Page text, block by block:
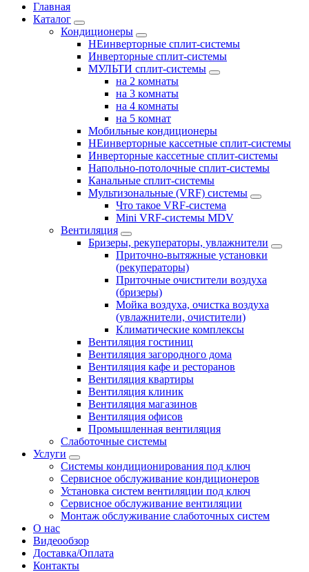
Главная
Каталог
Кондиционеры
НЕинверторные сплит-системы
Инверторные сплит-системы
МУЛЬТИ сплит-системы
на 2 комнаты
на 3 комнаты
на 4 комнаты
на 5 комнат
Мобильные кондиционеры
НЕинверторные кассетные сплит-системы
Инверторные кассетные сплит-системы
Напольно-потолочные сплит-системы
Канальные сплит-системы
Мультизональные (VRF) системы
Что такое VRF-система
Mini VRF-системы MDV
Вентиляция
Бризеры, рекуператоры, увлажнители
Приточно-вытяжные установки
(рекуператоры)
Приточные очистители воздуха
(бризеры)
Мойка воздуха, очистка воздуха
(увлажнители, очистители)
Климатические комплексы
Вентиляция гостиниц
Вентиляция загородного дома
Вентиляция кафе и ресторанов
Вентиляция квартиры
Вентиляция клиник
Вентиляция магазинов
Вентиляция офисов
Промышленная вентиляция
Слаботочные системы
Услуги
Системы кондиционирования под ключ
Сервисное обслуживание кондиционеров
Установка систем вентиляции под ключ
Сервисное обслуживание вентиляции
Монтаж обслуживание слаботочных систем
О нас
Видеообзор
Доставка/Оплата
Контакты